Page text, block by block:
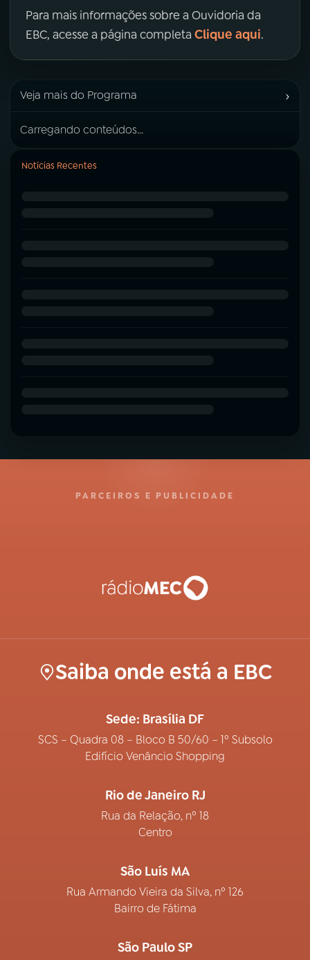
Para mais informações sobre a Ouvidoria da
EBC, acesse a página completa Clique aqui.
Veja mais do Programa ›
Carregando conteúdos...
Notícias Recentes
PARCEIROS E PUBLICIDADE
Saiba onde está a EBC
Sede: Brasília DF
SCS – Quadra 08 – Bloco B 50/60 – 1º Subsolo
Edifício Venâncio Shopping
Rio de Janeiro RJ
Rua da Relação, nº 18
Centro
São Luís MA
Rua Armando Vieira da Silva, nº 126
Bairro de Fátima
São Paulo SP